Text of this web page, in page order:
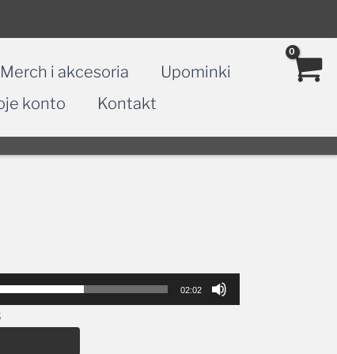
Merch i akcesoria
Upominki
konto Kontakt
02:02